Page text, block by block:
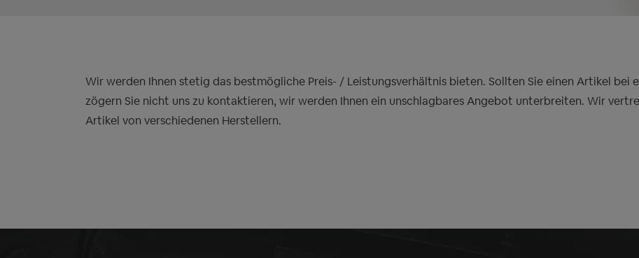
Wir werden Ihnen stetig das bestmögliche Preis- / Leistungsverhältnis bieten. Sollten Sie einen Artikel bei
zögern Sie nicht uns zu kontaktieren, wir werden Ihnen ein unschlagbares Angebot unterbreiten. Wir
Artikel von verschiedenen Herstellern.